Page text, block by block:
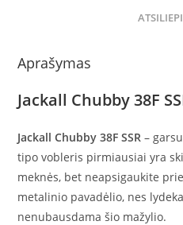
Aprašymas
Jackall Chubby 38F
Jackall Chubby 38F SSR –
tipo vobleris pirmiausiai yra
meknės, bet neapsigaukite
metalinio pavadėlio, nes
nenubausdama šio mažylio.